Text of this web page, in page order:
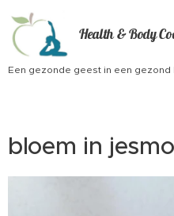
Health & Body
Een gezonde geest in een gezond
bloem in